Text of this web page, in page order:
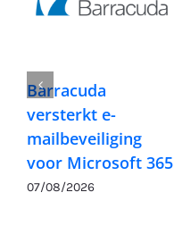
Barracuda
versterkt e-
mailbeveiliging
voor Microsoft 365
07/08/2026